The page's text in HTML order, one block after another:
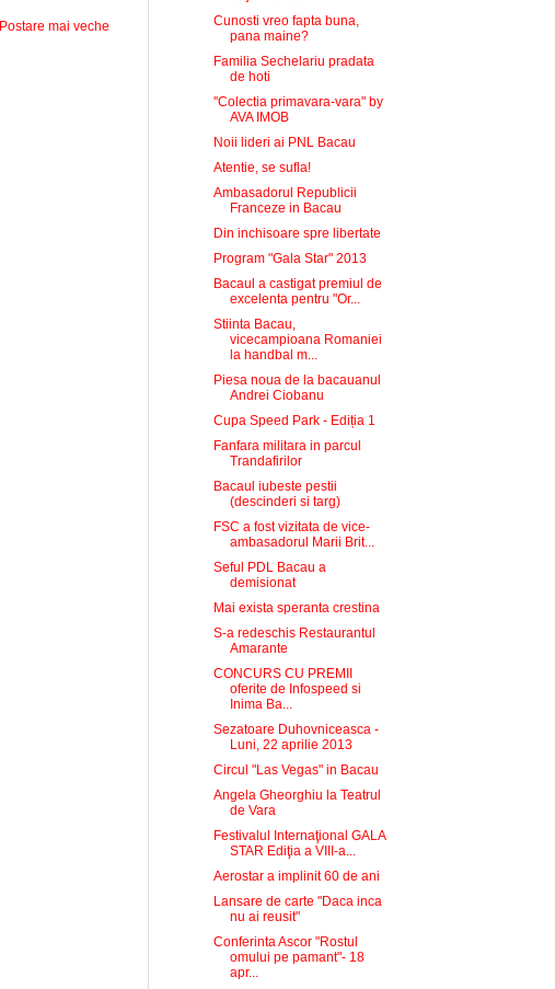
Postare mai veche
Cunosti vreo fapta buna,
pana maine?
Familia Sechelariu pradata
de hoti
''Colectia primavara-vara" by
AVA IMOB
Noii lideri ai PNL Bacau
Atentie, se sufla!
Ambasadorul Republicii
Franceze in Bacau
Din inchisoare spre libertate
Program "Gala Star" 2013
Bacaul a castigat premiul de
excelenta pentru "Or...
Stiinta Bacau,
vicecampioana Romaniei
la handbal m...
Piesa noua de la bacauanul
Andrei Ciobanu
Cupa Speed Park - Ediția 1
Fanfara militara in parcul
Trandafirilor
Bacaul iubeste pestii
(descinderi si targ)
FSC a fost vizitata de vice-
ambasadorul Marii Brit...
Seful PDL Bacau a
demisionat
Mai exista speranta crestina
S-a redeschis Restaurantul
Amarante
CONCURS CU PREMII
oferite de Infospeed si
Inima Ba...
Sezatoare Duhovniceasca -
Luni, 22 aprilie 2013
Circul "Las Vegas" in Bacau
Angela Gheorghiu la Teatrul
de Vara
Festivalul Internaţional GALA
STAR Ediţia a VIII-a...
Aerostar a implinit 60 de ani
Lansare de carte "Daca inca
nu ai reusit"
Conferinta Ascor "Rostul
omului pe pamant"- 18
apr...